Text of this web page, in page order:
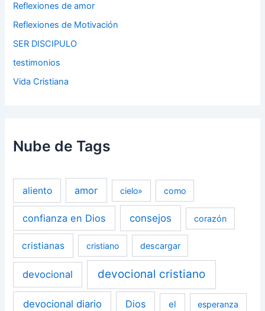
Reflexiones de amor
Reflexiones de Motivación
SER DISCIPULO
testimonios
Vida Cristiana
Nube de Tags
aliento amor cielo» como
confianza en Dios consejos corazón
cristianas cristiano descargar
devocional devocional cristiano
devocional diario Dios el esperanza